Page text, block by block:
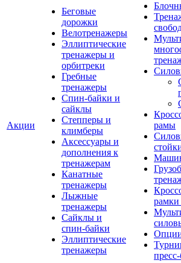
Акции
Беговые
дорожки
Велотренажеры
Эллиптические
тренажеры и
орбитреки
Гребные
тренажеры
Спин-байки и
сайклы
Степперы и
климберы
Аксессуары и
дополнения к
тренажерам
Канатные
тренажеры
Лыжные
тренажеры
Сайклы и
спин-байки
Эллиптические
тренажеры
рамы